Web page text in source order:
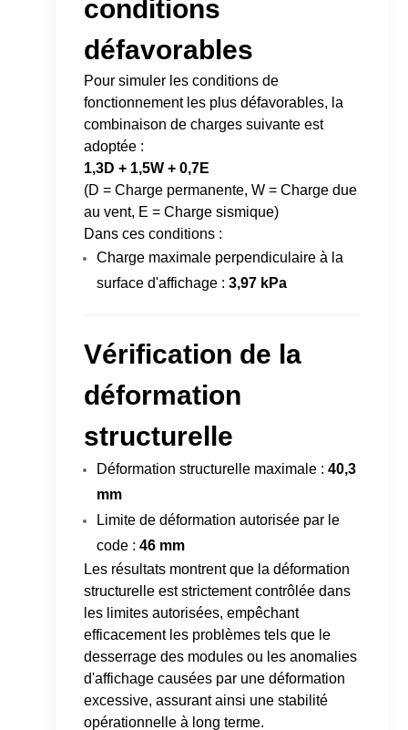
conditions
défavorables
Pour simuler les conditions de
fonctionnement les plus défavorables, la
combinaison de charges suivante est
adoptée :
1,3D + 1,5W + 0,7E
(D = Charge permanente, W = Charge due
au vent, E = Charge sismique)
Dans ces conditions :
Charge maximale perpendiculaire à la
surface d'affichage :3,97 kPa
Vérification de la
déformation
structurelle
Déformation structurelle maximale :40,3
mm
Limite de déformation autorisée par le
code :46 mm
Les résultats montrent que la déformation
structurelle est strictement contrôlée dans
les limites autorisées, empêchant
efficacement les problèmes tels que le
desserrage des modules ou les anomalies
d'affichage causées par une déformation
excessive, assurant ainsi une stabilité
opérationnelle à long terme.